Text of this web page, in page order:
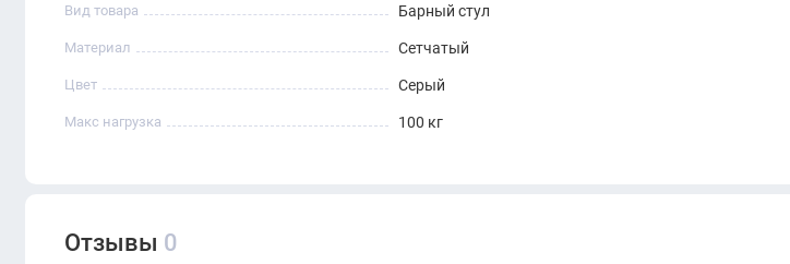
Вид товара Барный стул
Материал Сетчатый
Цвет Серый
Макс нагрузка 100 кг
Отзывы 0